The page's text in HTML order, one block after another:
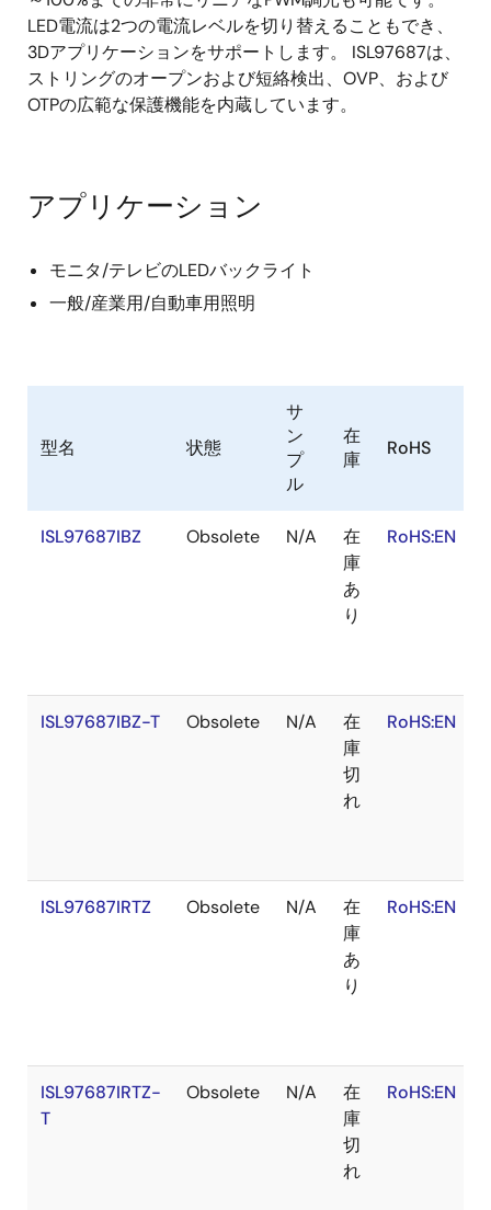
LED電流は2つの電流レベルを切り替えることもでき、
3Dアプリケーションをサポートします。 ISL97687は、
ストリングのオープンおよび短絡検出、OVP、および
OTPの広範な保護機能を内蔵しています。
アプリケーション
モニタ/テレビのLEDバックライト
一般/産業用/自動車用照明
型名 状態
サ
ン
プ
ル
在
庫
RoHS
ISL97687IBZ Obsolete N/A
在
庫
あ
り
RoHS:EN
ISL97687IBZ-T Obsolete N/A
在
庫
切
れ
RoHS:EN
ISL97687IRTZ Obsolete N/A
在
庫
あ
り
RoHS:EN
ISL97687IRTZ-
T
Obsolete N/A
在
庫
切
れ
RoHS:EN